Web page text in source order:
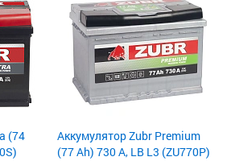
(74
Аккумулятор Zubr Premium
(77 Ah) 730 А, LB L3 (ZU770P)